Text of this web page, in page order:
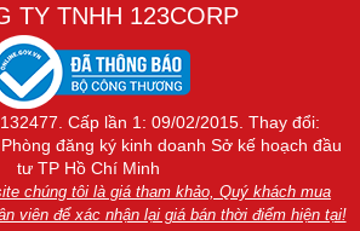
TY TNHH 123CORP
Cấp lần 1: 09/02/2015. Thay đổi:
đăng ký kinh doanh Sở kế hoạch đầu
tư TP Hồ Chí Minh
chúng tôi là giá tham khảo, Quý khách mua
viên để xác nhận lại giá bán thời điểm hiện tại!